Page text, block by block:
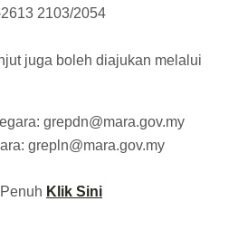
2103/2054
juga boleh diajukan melalui
grepdn@mara.gov.my
grepln@mara.gov.my
Klik Sini